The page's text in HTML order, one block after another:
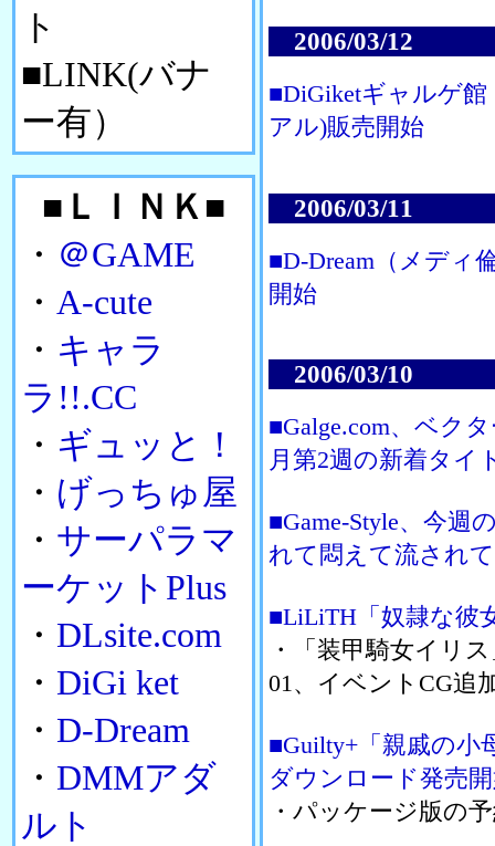
ト
■LINK(バナ
ー有）
■ＬＩＮＫ■
・ ＠GAME
・ A-cute
・ キャラ
ラ!!.CC
・ ギュッと！
・ げっちゅ屋
・ サーパラマ
ーケットPlus
・ DLsite.com
・ DiGi ket
・ D-Dream
・ DMMアダ
ルト
2006/03/12
■DiGiketギャルゲ
アル)販売開始
2006/03/11
■D-Dream（メディ
開始
2006/03/10
■Galge.com、ベク
月第2週の新着タイ
■Game-Style、今週
れて悶えて流され
■LiLiTH「奴隷な彼
・「装甲騎女イリ
01、イベントCG追
■Guilty+「親戚の小
ダウンロード発売
・パッケージ版の